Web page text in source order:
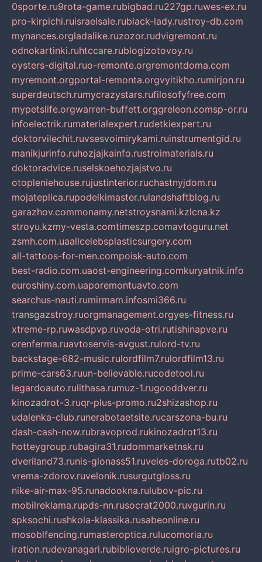
0sporte.ru9rota-game.rubigbad.ru227gp.ruwes-ex.ru
pro-kirpichi.ruisraelsale.rublack-lady.rustroy-db.com
mynances.orgladalike.ruzozor.rudvigremont.ru
odnokartinki.ruhtccare.rublogizotovoy.ru
oysters-digital.ruo-remonte.orgremontdoma.com
myremont.orgportal-remonta.orgvyitikho.rumirjon.ru
superdeutsch.rumycrazystars.rufilosofyfree.com
mypetslife.orgwarren-buffett.orggreleon.comsp-or.ru
infoelectrik.rumaterialexpert.rudetkiexpert.ru
doktorvilechit.ruvsesvoimirykami.ruinstrumentgid.ru
manikjurinfo.ruhozjajkainfo.rustroimaterials.ru
doktoradvice.ruselskoehozjajstvo.ru
otopleniehouse.rujustinterior.ruchastnyjdom.ru
mojateplica.rupodelkimaster.rulandshaftblog.ru
garazhov.commonamy.netstroysnami.kzlcna.kz
stroyu.kzmy-vesta.comtimeszp.comavtoguru.net
zsmh.com.uaallcelebsplasticsurgery.com
all-tattoos-for-men.compoisk-auto.com
best-radio.com.uaost-engineering.comkuryatnik.info
euroshiny.com.uaporemontuavto.com
searchus-nauti.rumirmam.infosmi366.ru
transgazstroy.ruorgmanagement.orgyes-fitness.ru
xtreme-rp.ruwasdpvp.ruvoda-otri.rutishinapve.ru
orenferma.ruavtoservis-avgust.rulord-tv.ru
backstage-682-music.rulordfilm7.rulordfilm13.ru
prime-cars63.ruun-believable.rucodetool.ru
legardoauto.rulithasa.rumuz-1.rugooddver.ru
kinozadrot-3.ruqr-plus-promo.ru2shizashop.ru
udalenka-club.runerabotaetsite.rucarszona-bu.ru
dash-cash-now.rubravoprod.rukinozadrot13.ru
hotteygroup.rubagira31.rudommarketnsk.ru
dveriland73.runis-glonass51.ruveles-doroga.rutb02.ru
vrema-zdorov.ruvelonik.rusurgutgloss.ru
nike-air-max-95.runadookna.rulubov-pic.ru
mobilreklama.rupds-nn.rusocrat2000.ruvgurin.ru
spksochi.rushkola-klassika.rusabeonline.ru
mosoblfencing.rumasteroptica.rulucomoria.ru
iration.rudevanagari.rubiblioverde.ruigro-pictures.ru